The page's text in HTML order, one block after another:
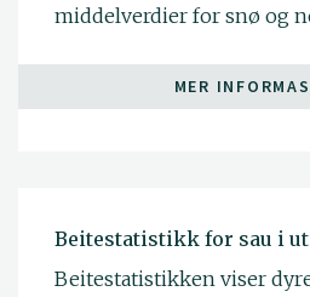
middelverdier for snø og
MER
Beitestatistikk for sau i
Beitestatistikken viser